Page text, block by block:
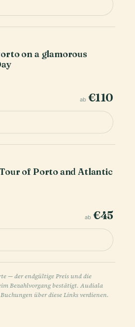
on a glamorous
ab €110
of Porto and Atlantic
ab €45
— der endgültige Preis und die
Bezahlvorgang bestätigt. Audiala
über diese Links verdienen.